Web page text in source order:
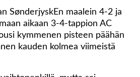
SønderjyskEn maalein 4-2 ja
aikaan 3-4-tappion AC
kymmenen pisteen päähän
kauden kolmea viimeistä